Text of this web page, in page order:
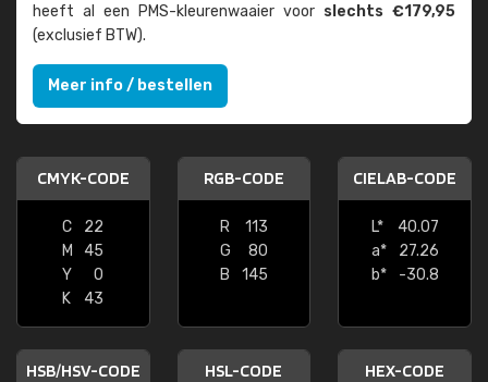
heeft al een PMS-kleuren­waaier voor slechts €179,95
(exclusief BTW).
Meer info / bestellen
CMYK-CODE
C
22
M
45
Y
0
K
43
RGB-CODE
R
113
G
80
B
145
CIELAB-CODE
L*
40.07
a*
27.26
b*
-30.8
HSB/HSV-CODE HSL-CODE HEX-CODE